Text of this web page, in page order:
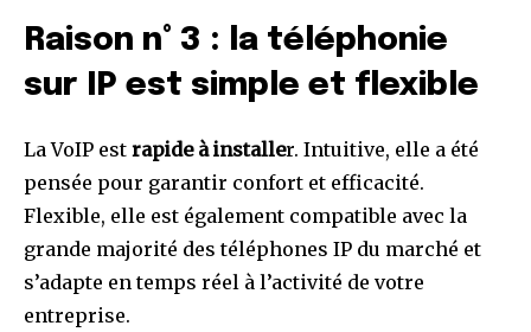
Raison n° 3 : la téléphonie
sur IP est simple et flexible
La VoIP est rapide à installer. Intuitive, elle a été
pensée pour garantir confort et efficacité.
Flexible, elle est également compatible avec la
grande majorité des téléphones IP du marché et
s’adapte en temps réel à l’activité de votre
entreprise.